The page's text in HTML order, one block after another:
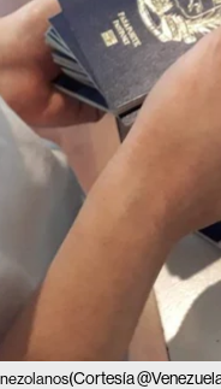
(Cortesía